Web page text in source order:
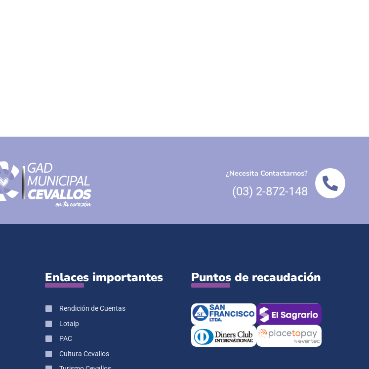
¿Necesita Contactarnos?
(03) 2-872-148
Enlaces importantes
Rendición de Cuentas
Lotaip
PAC
Cultura Cevallos
Puntos de recaudación